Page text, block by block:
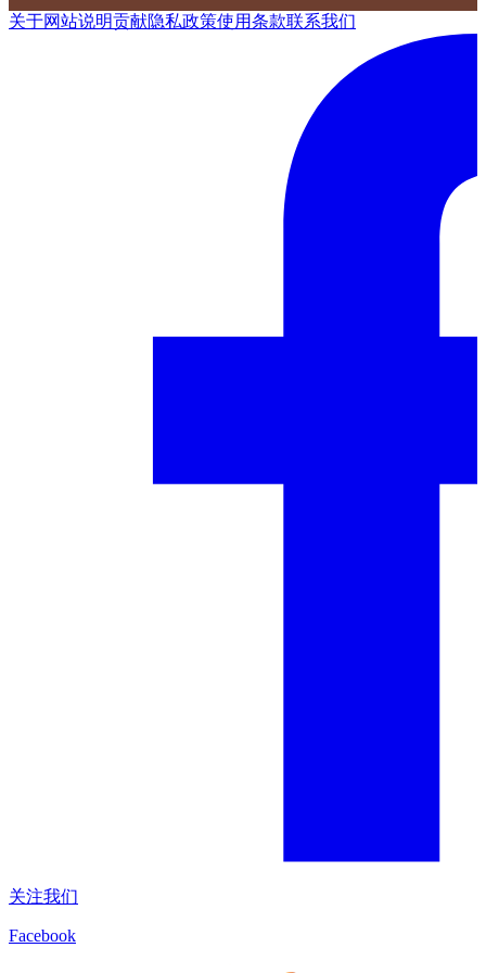
关于网站说明贡献隐私政策使用条款联系我们
关注我们
Facebook